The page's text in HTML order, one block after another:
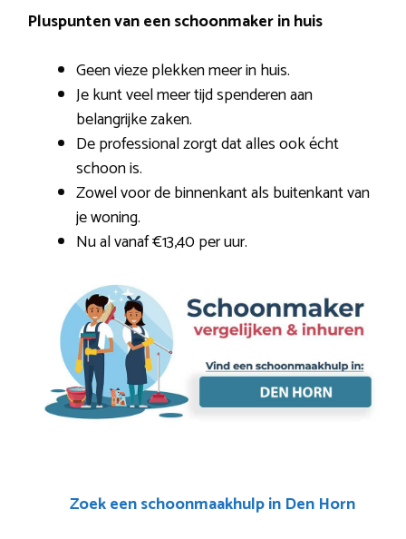
Pluspunten van een schoonmaker in huis
Geen vieze plekken meer in huis.
Je kunt veel meer tijd spenderen aan
belangrijke zaken.
De professional zorgt dat alles ook écht
schoon is.
Zowel voor de binnenkant als buitenkant van
je woning.
Nu al vanaf €13,40 per uur.
Zoek een schoonmaakhulp in Den Horn